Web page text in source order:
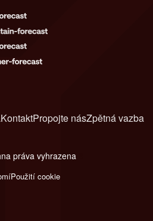
KontaktPropojte násZpětná vazba
práva vyhrazena
Použití cookie